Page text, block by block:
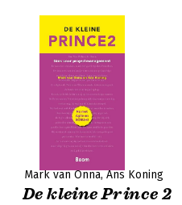
Mark van Onna Ans Koning
De kleine Prince 2